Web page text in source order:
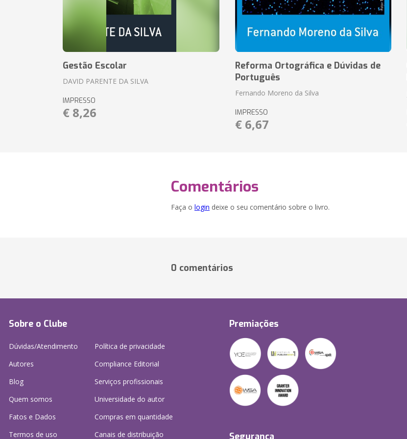
Gestão Escolar
DAVID PARENTE DA SILVA
IMPRESSO
€ 8,26
Reforma Ortográfica e Dúvidas de
Português
Fernando Moreno da Silva
IMPRESSO
€ 6,67
Comentários
Faça o login deixe o seu comentário sobre o livro.
0 comentários
Sobre o Clube
Dúvidas/Atendimento
Autores
Blog
Quem somos
Fatos e Dados
Termos de uso
Política de privacidade
Compliance Editorial
Serviços profissionais
Universidade do autor
Compras em quantidade
Canais de distribuição
Premiações
Segurança